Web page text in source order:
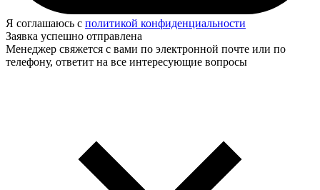
Я соглашаюсь с политикой конфиденциальности
Заявка успешно отправлена
Менеджер свяжется с вами по электронной почте или по
телефону, ответит на все интересующие вопросы